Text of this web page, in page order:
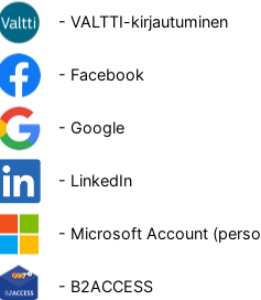
- VALTTI-kirjautuminen
- Facebook
- Google
- LinkedIn
- Microsoft Account
- B2ACCESS